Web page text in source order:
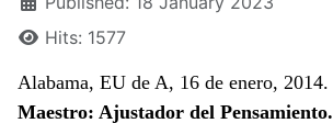
Hits: 1577
Alabama, EU de A, 16 de enero, 2014.
Maestro: Ajustador del Pensamiento.